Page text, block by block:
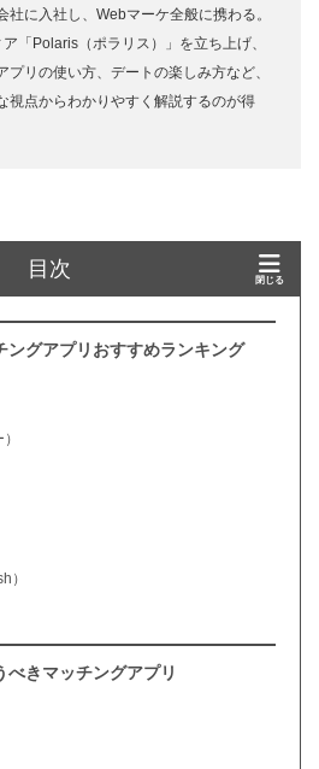
社に入社し、Webマーケ全般に携わる。
「Polaris（ポラリス）」を立ち上げ、
リの使い方、デートの楽しみ方など、
視点からわかりやすく解説するのが得
目次
ングアプリおすすめランキング
）
べきマッチングアプリ